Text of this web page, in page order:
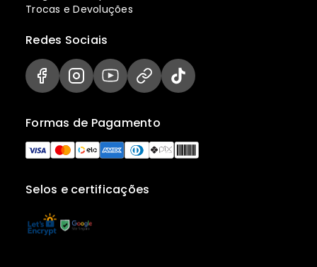
Trocas e Devoluções
Selos e certificações
Formas de Pagamento
Redes Sociais